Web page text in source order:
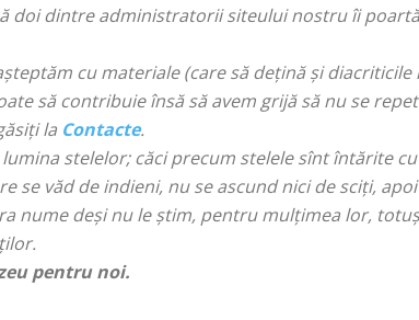
doi dintre administratorii siteului nostru îi
cu materiale (care să dețină și diacriticile
să contribuie însă să avem grijă să nu se
la Contacte.
stelelor; căci precum stelele sînt întărite
se văd de indieni, nu se ascund nici de sciţi,
nume deşi nu le ştim, pentru mulţimea lor,
pentru noi.